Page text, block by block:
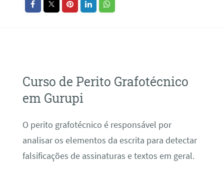
Curso de Perito Grafotécnico
em Gurupi
O perito grafotécnico é responsável por
analisar os elementos da escrita para detectar
falsificações de assinaturas e textos em geral.